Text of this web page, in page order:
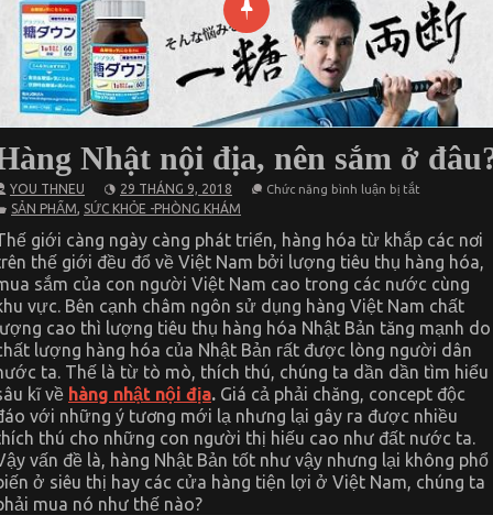
Nhật nội địa, nên sắm ở
YOU THNEU 29 THÁNG 9, 2018 Chức năng bình luận bị tắt
địa,
nên
ở
đâu?
SẢN PHẨM, SỨC KHỎE -PHÒNG KHÁM
giới càng ngày càng phát triển, hàng hóa từ khắp các nơi
thế giới đều đổ về Việt Nam bởi lượng tiêu thụ hàng hóa,
sắm của con người Việt Nam cao trong các nước cùng
vực. Bên cạnh châm ngôn sử dụng hàng Việt Nam chất
cao thì lượng tiêu thụ hàng hóa Nhật Bản tăng mạnh do
lượng hàng hóa của Nhật Bản rất được lòng người dân
ta. Thế là từ tò mò, thích thú, chúng ta dần dần tìm hiểu
kĩ về hàng nhật nội địa. Giá cả phải chăng, concept độc
với những ý tương mới lạ nhưng lại gây ra được nhiều
thú cho những con người thị hiếu cao như đất nước ta.
vấn đề là, hàng Nhật Bản tốt như vậy nhưng lại không phổ
ở siêu thị hay các cửa hàng tiện lợi ở Việt Nam, chúng ta
mua nó như thế nào?